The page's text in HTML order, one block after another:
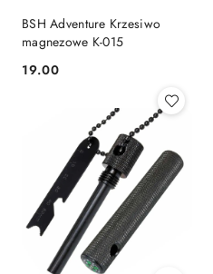
BSH Adventure Krzesiwo
magnezowe K-015
Cena:
19.00